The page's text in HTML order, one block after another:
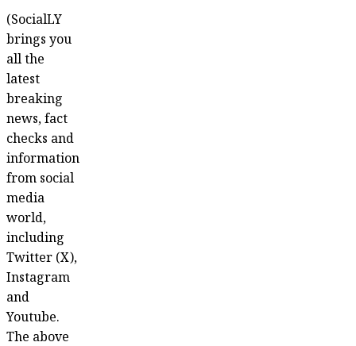
(SocialLY
brings you
all the
latest
breaking
news, fact
checks and
information
from social
media
world,
including
Twitter (X),
Instagram
and
Youtube.
The above